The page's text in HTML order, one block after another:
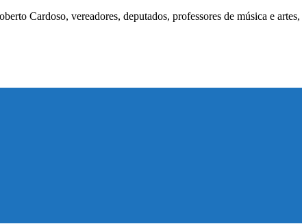
Cardoso, vereadores, deputados, professores de música e